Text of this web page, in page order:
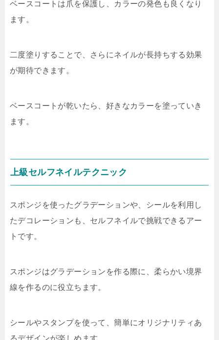
ベースコートは爪を保護し、カラーの発色も良くなり
ます。
二度塗りすることで、さらにネイルが長持ちする効果
が期待できます。
ベースコートが乾いたら、好きなカラーを塗っていき
ます。
上級セルフネイルテクニック
スポンジを使ったグラデーションや、シールを利用し
たデコレーションも、セルフネイルで挑戦できるアー
トです。
スポンジはグラデーションを作る際に、柔らかい境界
線を作るのに役立ちます。
シールやスタンプを使って、簡単にオリジナリティあ